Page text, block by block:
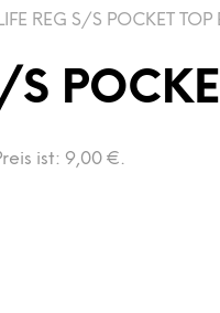
REG S/S POCKET TOP
ist: 9,00 €.